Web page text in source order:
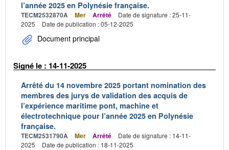
l’année 2025 en Polynésie française.
TECM2532870A Mer Arrêté
Date de signature : 25-11-
2025
Date de publication : 05-12-2025
Document principal
Signé le : 14-11-2025
Arrêté du 14 novembre 2025 portant nomination des
membres des jurys de validation des acquis de
l’expérience maritime pont, machine et
électrotechnique pour l’année 2025 en Polynésie
française.
TECM2531790A Mer Arrêté
Date de signature : 14-11-
2025
Date de publication : 18-11-2025